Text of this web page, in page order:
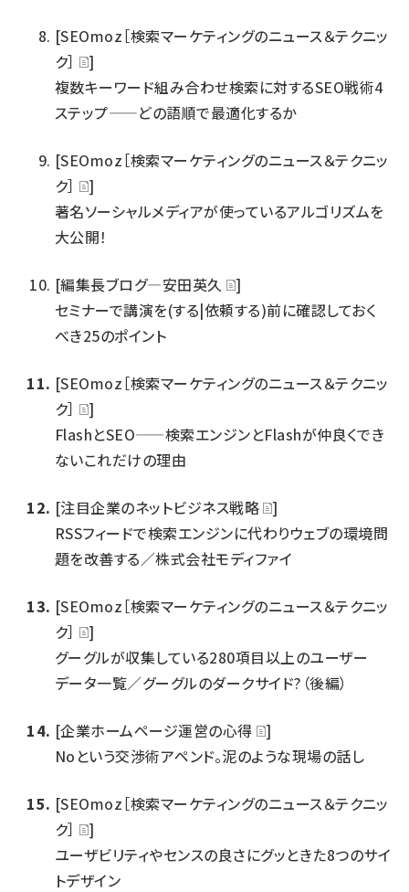
[SEOmoz［検索マーケティングのニュース＆テクニッ
ク］
]
複数キーワード組み合わせ検索に対するSEO戦術4
ステップ——どの語順で最適化するか
[SEOmoz［検索マーケティングのニュース＆テクニッ
ク］
]
著名ソーシャルメディアが使っているアルゴリズムを
大公開！
[編集長ブログ―安田英久
]
セミナーで講演を(する|依頼する)前に確認しておく
べき25のポイント
[SEOmoz［検索マーケティングのニュース＆テクニッ
ク］
]
FlashとSEO——検索エンジンとFlashが仲良くでき
ないこれだけの理由
[注目企業のネットビジネス戦略
]
RSSフィードで検索エンジンに代わりウェブの環境問
題を改善する／株式会社モディファイ
[SEOmoz［検索マーケティングのニュース＆テクニッ
ク］
]
グーグルが収集している280項目以上のユーザー
データ一覧／グーグルのダークサイド?（後編）
[企業ホームページ運営の心得
]
Noという交渉術アペンド。泥のような現場の話し
[SEOmoz［検索マーケティングのニュース＆テクニッ
ク］
]
ユーザビリティやセンスの良さにグッときた8つのサイ
トデザイン